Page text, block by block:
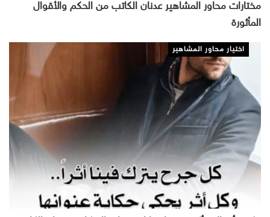
مختارات محاور المشاهير عدنان الكاتب من الحكم والأقوال
المأثورة
اختيار محاور المشاهير